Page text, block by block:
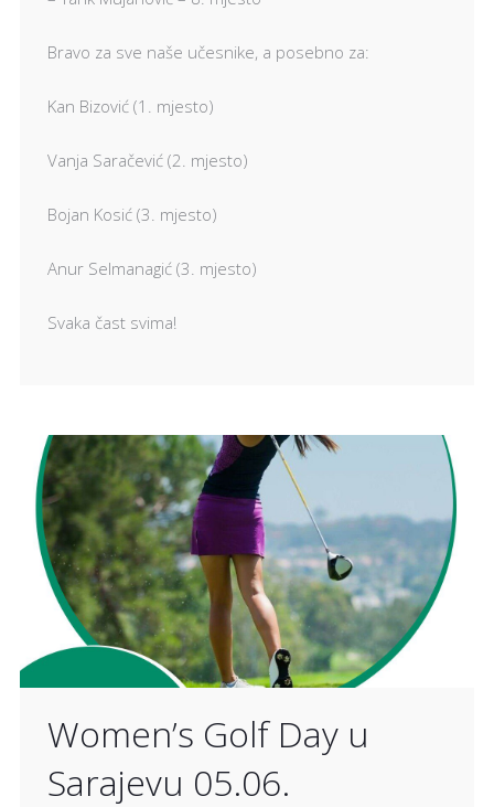
Bravo za sve naše učesnike, a posebno za:
Kan Bizović (1. mjesto)
Vanja Saračević (2. mjesto)
Bojan Kosić (3. mjesto)
Anur Selmanagić (3. mjesto)
Svaka čast svima!
Women’s Golf Day u
Sarajevu 05.06.